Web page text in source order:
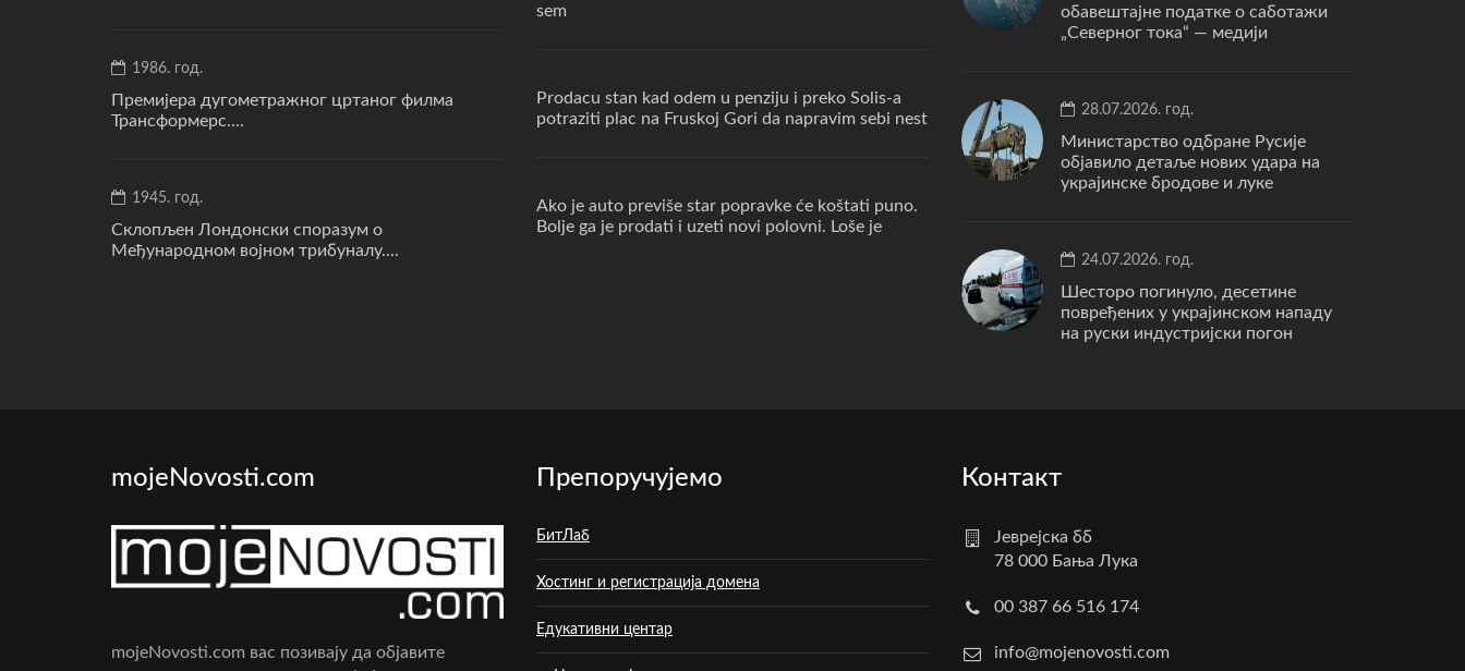
1986. год.
Премијера дугометражног цртаног филма
Трансформерс....
1945. год.
Склопљен Лондонски споразум о
Међународном војном трибуналу....
sem
Prodacu stan kad odem u penziju i preko Solis-a
potraziti plac na Fruskoj Gori da napravim sebi nest
Ako je auto previše star popravke će koštati puno.
Bolje ga je prodati i uzeti novi polovni. Loše je
обавештајне податке о саботажи
„Северног тока“ — медији
28.07.2026. год.
Министарство одбране Русије
објавило детаље нових удара на
украјинске бродове и луке
24.07.2026. год.
Шесторо погинуло, десетине
повређених у украјинском нападу
на руски индустријски погон
mojeNovosti.com
mojeNovosti.com вас позивају да објавите
Препоручујемо
БитЛаб
Хостинг и регистрација домена
Едукативни центар
Контакт
Јеврејска бб
78 000 Бања Лука
00 387 66 516 174
info@mojenovosti.com